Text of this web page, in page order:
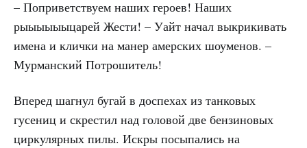
– Поприветствуем наших героев! Наших
рыыыыыыцарей Жести! – Уайт начал выкрикивать
имена и клички на манер амерских шоуменов. –
Мурманский Потрошитель!
Вперед шагнул бугай в доспехах из танковых
гусениц и скрестил над головой две бензиновых
циркулярных пилы. Искры посыпались на